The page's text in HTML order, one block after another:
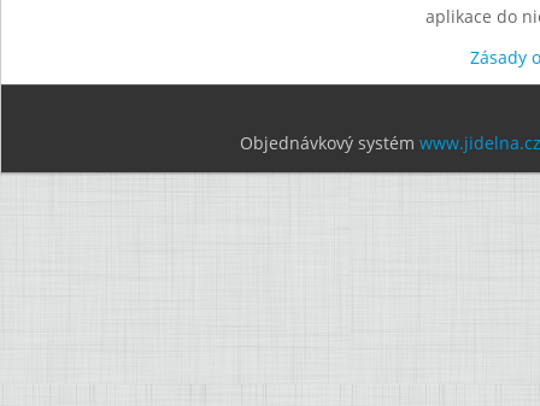
aplikace do
Zásady
Objednávkový systém www.jidelna.cz